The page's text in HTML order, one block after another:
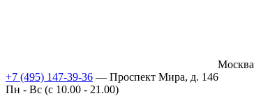
Москва
+7 (495) 147-39-36 — Проспект Мира, д. 146
Пн - Вс (c 10.00 - 21.00)